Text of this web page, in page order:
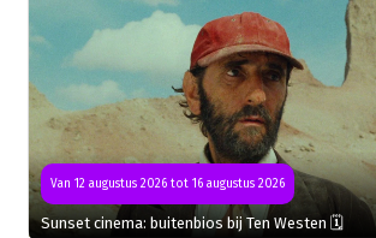
Van 12 augustus 2026 tot 16 augustus 2026
Sunset cinema: buitenbios bij Ten Westen 🗓